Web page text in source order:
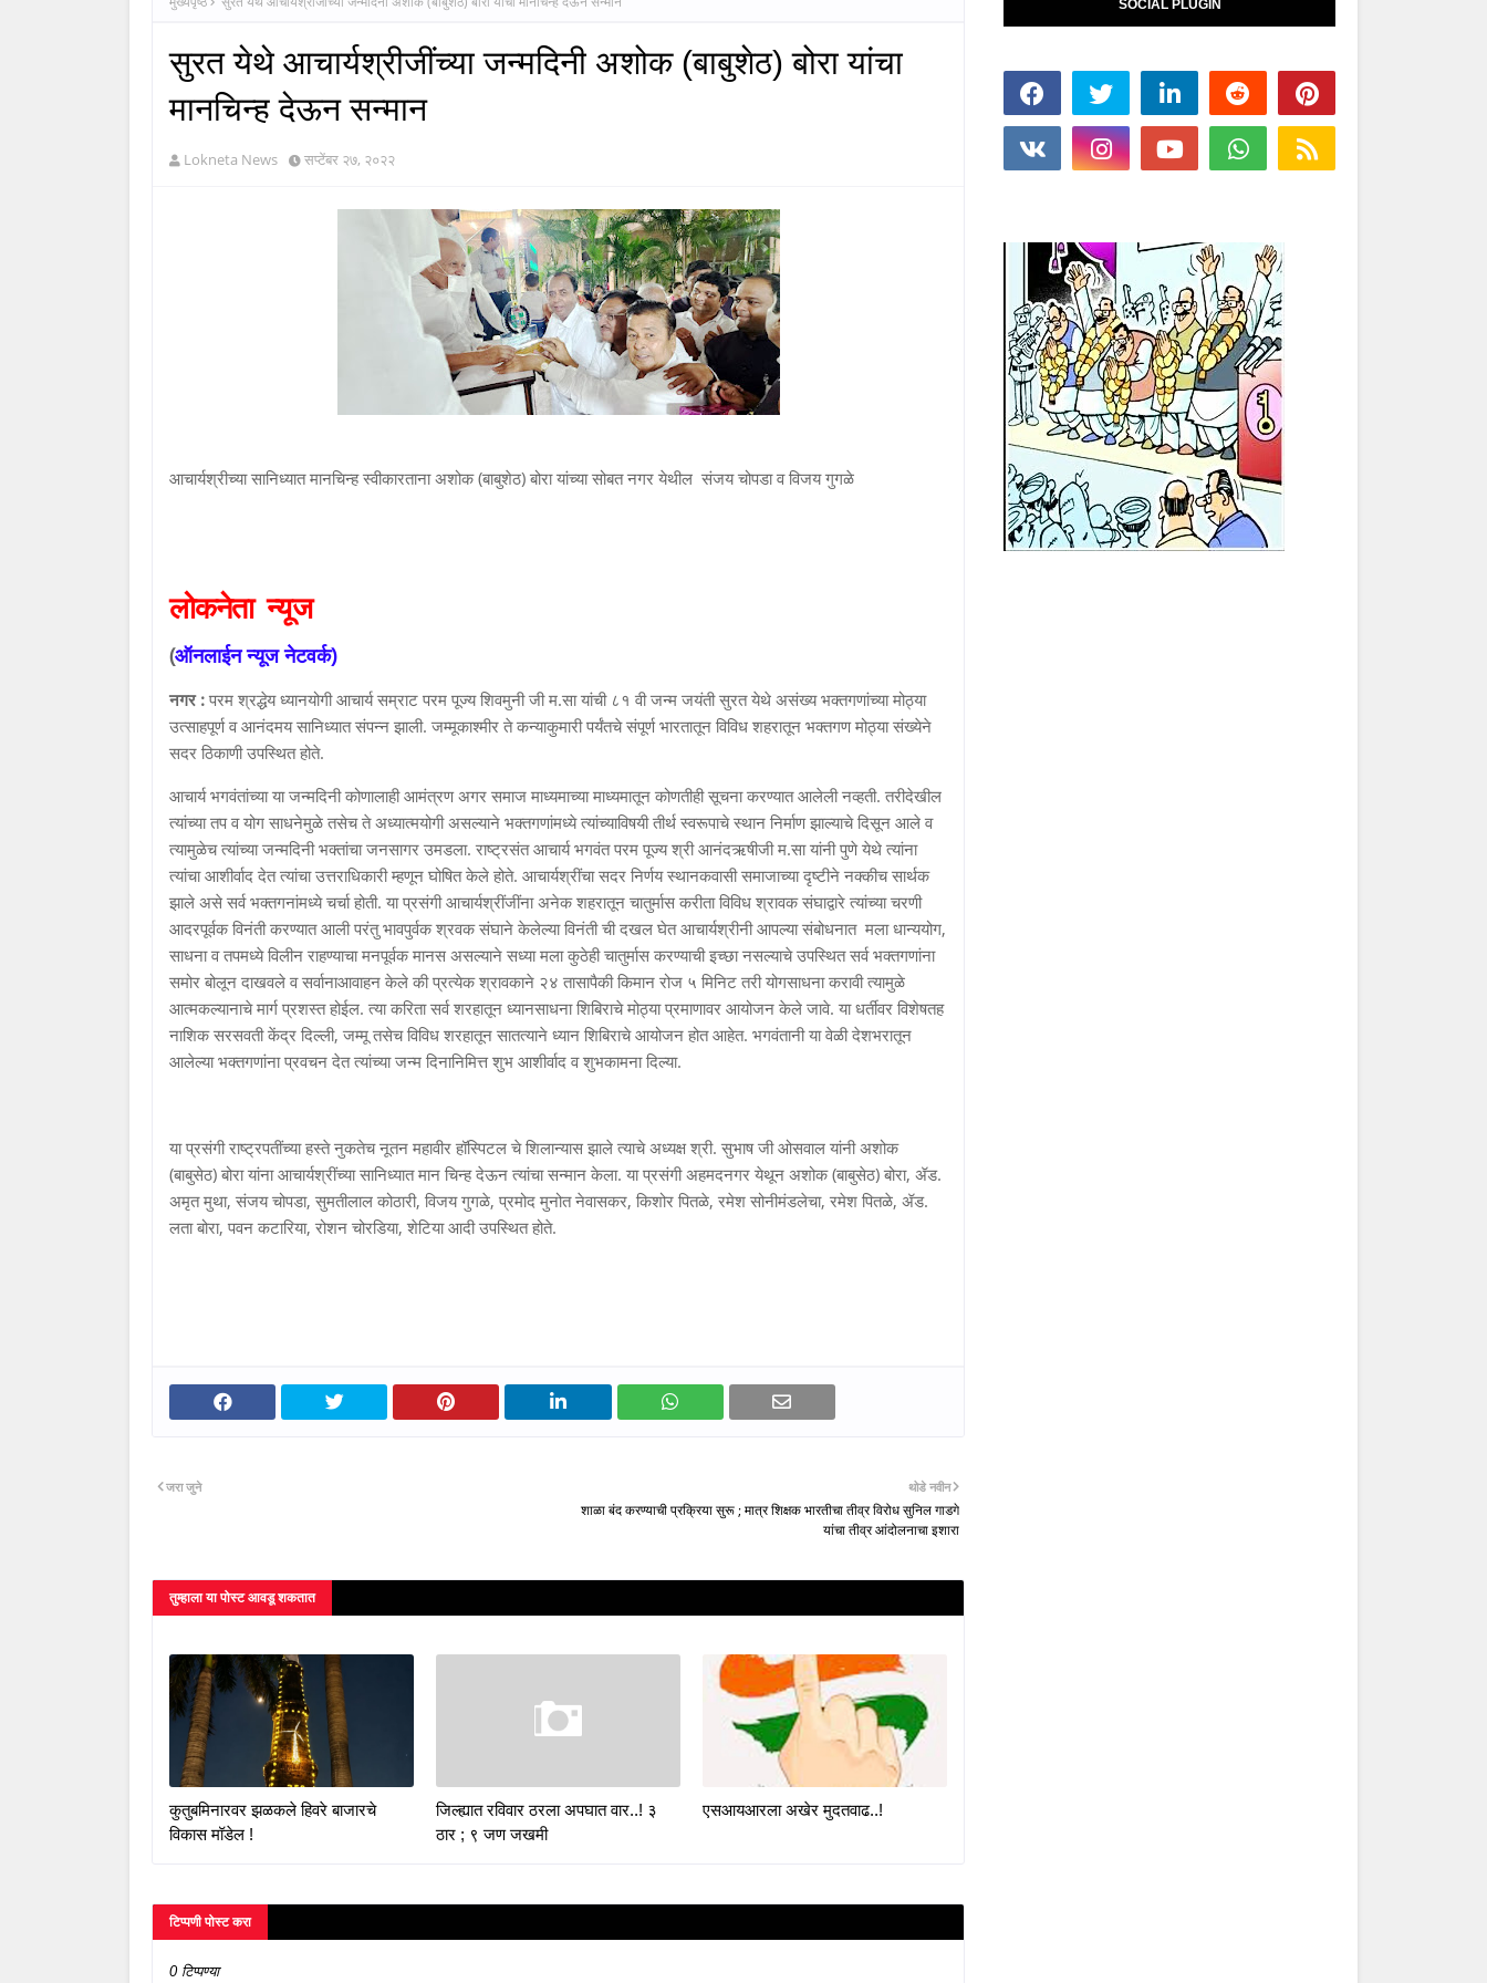
सुरत येथे आचार्यश्रीजींच्या जन्मदिनी अशोक (बाबुशेठ) बोरा यांचा
मानचिन्ह देऊन सन्मान
Lokneta News सप्टेंबर २७, २०२२
आचार्यश्रीच्या सानिध्यात मानचिन्ह स्वीकारताना अशोक (बाबुशेठ) बोरा यांच्या सोबत नगर येथील संजय चोपडा व विजय गुगळे
लोकनेता न्यूज
(ऑनलाईनन्यूजनेटवर्क)
नगर : परम श्रद्धेय ध्यानयोगी आचार्य सम्राट परम पूज्य शिवमुनी जी म.सा यांची ८१ वी जन्म जयंती सुरत येथे असंख्य भक्तगणांच्या मोठ्या
उत्साहपूर्ण व आनंदमय सानिध्यात संपन्न झाली. जम्मूकाश्मीर ते कन्याकुमारी पर्यंतचे संपूर्ण भारतातून विविध शहरातून भक्तगण मोठ्या संख्येने
सदर ठिकाणी उपस्थित होते.
आचार्य भगवंतांच्या या जन्मदिनी कोणालाही आमंत्रण अगर समाज माध्यमाच्या माध्यमातून कोणतीही सूचना करण्यात आलेली नव्हती. तरीदेखील
त्यांच्या तप व योग साधनेमुळे तसेच ते अध्यात्मयोगी असल्याने भक्तगणांमध्ये त्यांच्याविषयी तीर्थ स्वरूपाचे स्थान निर्माण झाल्याचे दिसून आले व
त्यामुळेच त्यांच्या जन्मदिनी भक्तांचा जनसागर उमडला. राष्ट्रसंत आचार्य भगवंत परम पूज्य श्री आनंदऋषीजी म.सा यांनी पुणे येथे त्यांना
त्यांचा आशीर्वाद देत त्यांचा उत्तराधिकारी म्हणून घोषित केले होते. आचार्यश्रींचा सदर निर्णय स्थानकवासी समाजाच्या दृष्टीने नक्कीच सार्थक
झाले असे सर्व भक्तगनांमध्ये चर्चा होती. या प्रसंगी आचार्यश्रींजींना अनेक शहरातून चातुर्मास करीता विविध श्रावक संघाद्वारे त्यांच्या चरणी
आदरपूर्वक विनंती करण्यात आली परंतु भावपुर्वक श्रवक संघाने केलेल्या विनंती ची दखल घेत आचार्यश्रीनी आपल्या संबोधनात मला धान्ययोग,
साधना व तपमध्ये विलीन राहण्याचा मनपूर्वक मानस असल्याने सध्या मला कुठेही चातुर्मास करण्याची इच्छा नसल्याचे उपस्थित सर्व भक्तगणांना
समोर बोलून दाखवले व सर्वानाआवाहन केले की प्रत्येक श्रावकाने २४ तासापैकी किमान रोज ५ मिनिट तरी योगसाधना करावी त्यामुळे
आत्मकल्यानाचे मार्ग प्रशस्त होईल. त्या करिता सर्व शरहातून ध्यानसाधना शिबिराचे मोठ्या प्रमाणावर आयोजन केले जावे. या धर्तीवर विशेषतह
नाशिक सरसवती केंद्र दिल्ली, जम्मू तसेच विविध शरहातून सातत्याने ध्यान शिबिराचे आयोजन होत आहेत. भगवंतानी या वेळी देशभरातून
आलेल्या भक्तगणांना प्रवचन देत त्यांच्या जन्म दिनानिमित्त शुभ आशीर्वाद व शुभकामना दिल्या.
या प्रसंगी राष्ट्रपतींच्या हस्ते नुकतेच नूतन महावीर हॉस्पिटल चे शिलान्यास झाले त्याचे अध्यक्ष श्री. सुभाष जी ओसवाल यांनी अशोक
(बाबुसेठ) बोरा यांना आचार्यश्रींच्या सानिध्यात मान चिन्ह देऊन त्यांचा सन्मान केला. या प्रसंगी अहमदनगर येथून अशोक (बाबुसेठ) बोरा, ॲड.
अमृत मुथा, संजय चोपडा, सुमतीलाल कोठारी, विजय गुगळे, प्रमोद मुनोत नेवासकर, किशोर पितळे, रमेश सोनीमंडलेचा, रमेश पितळे, ॲड.
लता बोरा, पवन कटारिया, रोशन चोरडिया, शेटिया आदी उपस्थित होते.
थोडे नवीन
शाळा बंद करण्याची प्रक्रिया सुरू ; मात्र शिक्षक भारतीचा तीव्र विरोध सुनिल गाडगे
यांचा तीव्र आंदोलनाचा इशारा
जरा जुने
तुम्‍हाला या पोस्‍ट आवडू शकतात
कुतुबमिनारवर झळकले हिवरे बाजारचे
विकास मॉडेल !
जिल्ह्यात रविवार ठरला अपघात वार..! ३
ठार ; ९ जण जखमी
एसआयआरला अखेर मुदतवाढ..!
टिप्पणी पोस्ट करा
0 टिप्पण्या
SOCIAL PLUGIN